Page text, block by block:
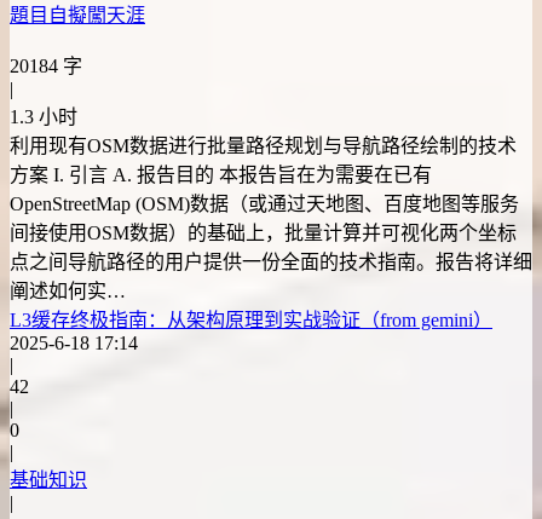
題目自擬闖天涯
20184 字
|
1.3 小时
利用现有OSM数据进行批量路径规划与导航路径绘制的技术
方案 I. 引言 A. 报告目的 本报告旨在为需要在已有
OpenStreetMap (OSM)数据（或通过天地图、百度地图等服务
间接使用OSM数据）的基础上，批量计算并可视化两个坐标
点之间导航路径的用户提供一份全面的技术指南。报告将详细
阐述如何实…
L3缓存终极指南：从架构原理到实战验证（from gemini）
2025-6-18 17:14
|
42
|
0
|
基础知识
|